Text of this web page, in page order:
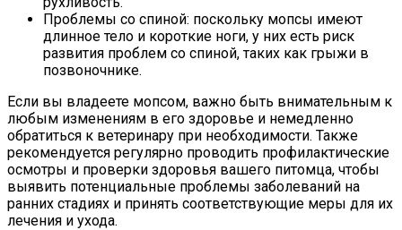
Проблемы со спиной: поскольку мопсы имеют
длинное тело и короткие ноги, у них есть риск
развития проблем со спиной, таких как грыжи в
позвоночнике.
Если вы владеете мопсом, важно быть внимательным к
любым изменениям в его здоровье и немедленно
обратиться к ветеринару при необходимости. Также
рекомендуется регулярно проводить профилактические
осмотры и проверки здоровья вашего питомца, чтобы
выявить потенциальные проблемы заболеваний на
ранних стадиях и принять соответствующие меры для их
лечения и ухода.